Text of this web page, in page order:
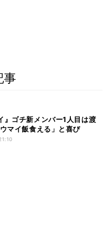
事
』ゴチ新メンバー1人目は渡
マイ飯食える」と喜び